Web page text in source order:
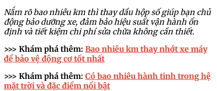
Nắm rõ bao nhiêu km thì thay dầu hộp số giúp bạn chủ
động bảo dưỡng xe, đảm bảo hiệu suất vận hành ổn
định và tiết kiệm chi phí sửa chữa không cần thiết.
>>> Khám phá thêm: Bao nhiêu km thay nhớt xe máy
để bảo vệ động cơ tốt nhất
>>> Khám phá thêm: Có bao nhiêu hành tinh trong hệ
mặt trời và đặc điểm nổi bật